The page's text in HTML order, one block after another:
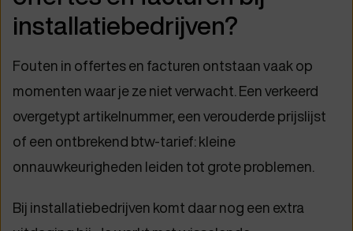
installatiebedrijven?
Fouten in offertes en facturen ontstaan vaak op
momenten waar je ze niet verwacht. Een verkeerd
overgetypt artikelnummer, een verouderde prijslijst
of een ontbrekend btw-tarief: kleine
onnauwkeurigheden leiden tot grote problemen.
Bij installatiebedrijven komt daar nog een extra